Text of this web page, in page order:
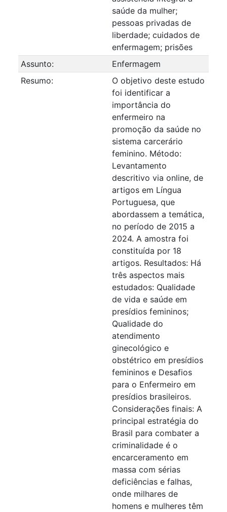
saúde da mulher;
pessoas privadas de
liberdade; cuidados de
enfermagem; prisões
Assunto:
Enfermagem
Resumo:
O objetivo deste estudo
foi identificar a
importância do
enfermeiro na
promoção da saúde no
sistema carcerário
feminino. Método:
Levantamento
descritivo via online, de
artigos em Língua
Portuguesa, que
abordassem a temática,
no período de 2015 a
2024. A amostra foi
constituída por 18
artigos. Resultados: Há
três aspectos mais
estudados: Qualidade
de vida e saúde em
presídios femininos;
Qualidade do
atendimento
ginecológico e
obstétrico em presídios
femininos e Desafios
para o Enfermeiro em
presídios brasileiros.
Considerações finais: A
principal estratégia do
Brasil para combater a
criminalidade é o
encarceramento em
massa com sérias
deficiências e falhas,
onde milhares de
homens e mulheres têm